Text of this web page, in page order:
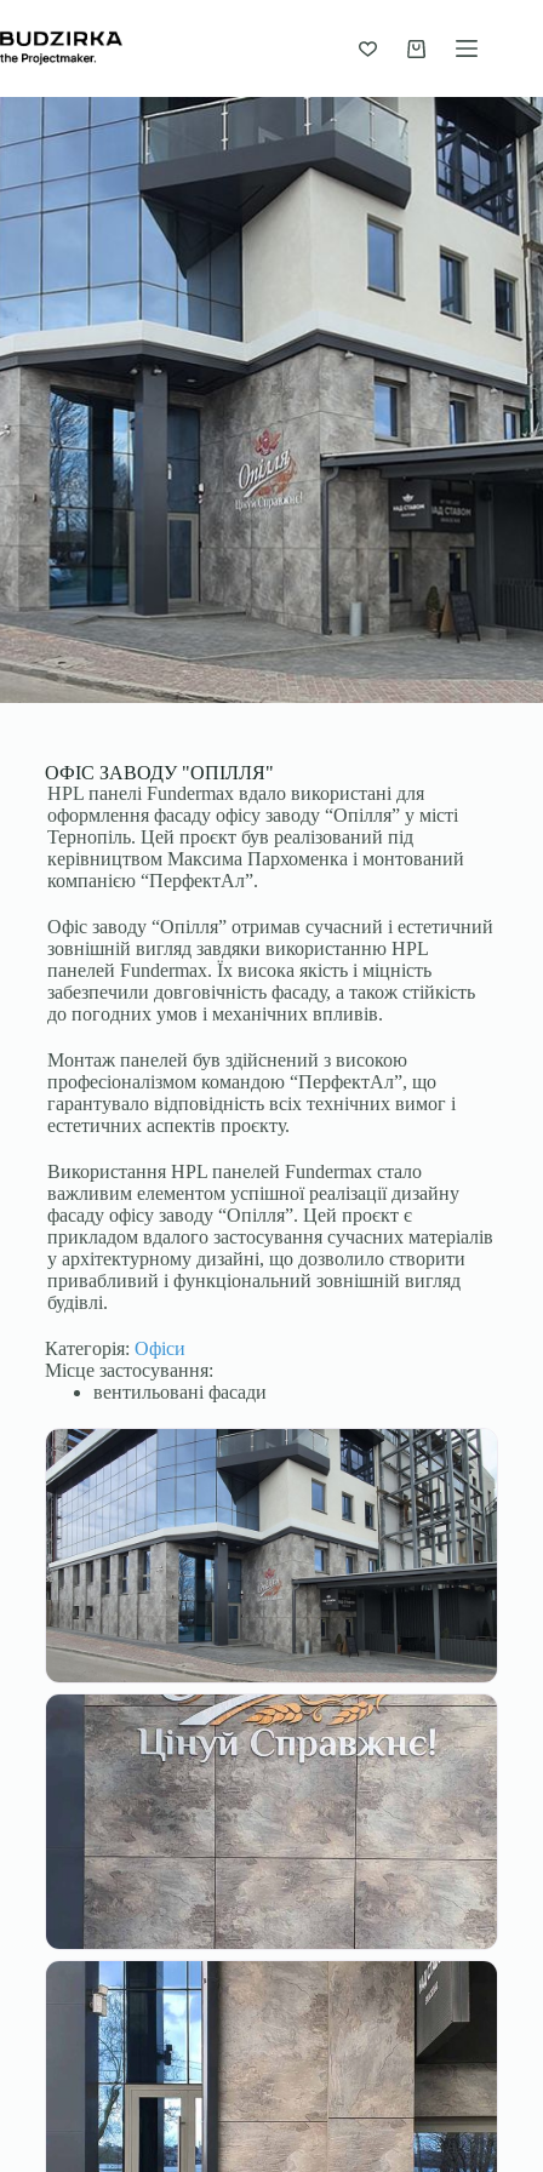
ОФІС ЗАВОДУ "ОПІЛЛЯ"
HPL панелі Fundermax вдало використані для
оформлення фасаду офісу заводу “Опілля” у місті
Тернопіль. Цей проєкт був реалізований під
керівництвом Максима Пархоменка і монтований
компанією “ПерфектАл”.
Офіс заводу “Опілля” отримав сучасний і естетичний
зовнішній вигляд завдяки використанню HPL
панелей Fundermax. Їх висока якість і міцність
забезпечили довговічність фасаду, а також стійкість
до погодних умов і механічних впливів.
Монтаж панелей був здійснений з високою
професіоналізмом командою “ПерфектАл”, що
гарантувало відповідність всіх технічних вимог і
естетичних аспектів проєкту.
Використання HPL панелей Fundermax стало
важливим елементом успішної реалізації дизайну
фасаду офісу заводу “Опілля”. Цей проєкт є
прикладом вдалого застосування сучасних матеріалів
у архітектурному дизайні, що дозволило створити
привабливий і функціональний зовнішній вигляд
будівлі.
Категорія: Офіси
Місце застосування:
вентильовані фасади